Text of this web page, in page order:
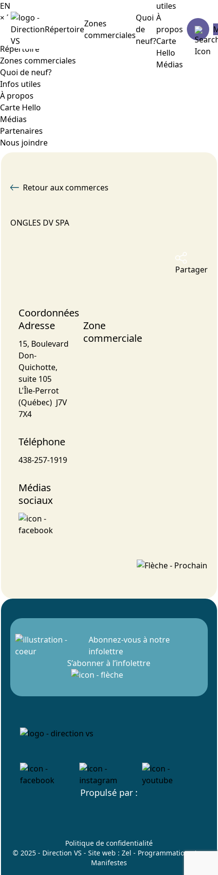
Répertoire
Zones
commerciales
Quoi
de
neuf?
utiles
À
propos
Carte
Hello
Médias
EN
× Menu
Répertoire
Zones commerciales
Quoi de neuf?
Infos utiles
À propos
Carte Hello
Médias
Partenaires
Nous joindre
Retour aux commerces
ONGLES DV SPA
Partager
Coordonnées
Adresse
15, Boulevard
Don-
Quichotte,
suite 105
L'Île-Perrot
(Québec) J7V
7X4
Téléphone
438-257-1919
Médias
sociaux
Zone
commerciale
Abonnez-vous à notre
infolettre
S’abonner à l’infolettre
Propulsé par :
Politique de confidentialité
© 2025 - Direction VS - Site web : Zel - Programmation :Les
Manifestes